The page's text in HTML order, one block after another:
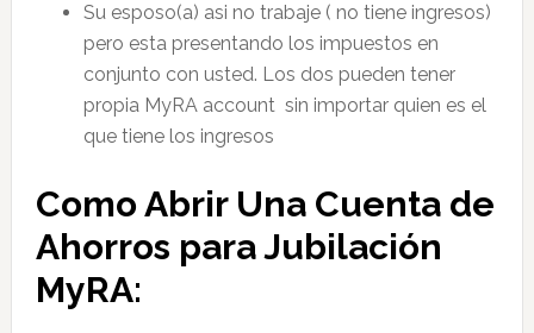
Su esposo(a) asi no trabaje ( no tiene ingresos)
pero esta presentando los impuestos en
conjunto con usted. Los dos pueden tener
propia MyRA account sin importar quien es el
que tiene los ingresos
Como Abrir Una Cuenta de
Ahorros para Jubilación
MyRA: